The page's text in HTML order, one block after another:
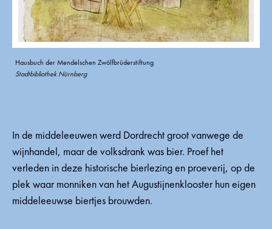
Hausbuch der Mendelschen Zwölfbrüderstiftung
Stadtbibliothek Nürnberg
In de middeleeuwen werd Dordrecht groot vanwege de
wijnhandel, maar de volksdrank was bier. Proef het
verleden in deze historische bierlezing en proeverij, op de
plek waar monniken van het Augustijnenklooster hun eigen
middeleeuwse biertjes brouwden.